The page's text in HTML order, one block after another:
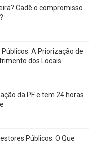
Cadê o compromisso
A Priorização de
dos Locais
da PF e tem 24 horas
Públicos: O Que